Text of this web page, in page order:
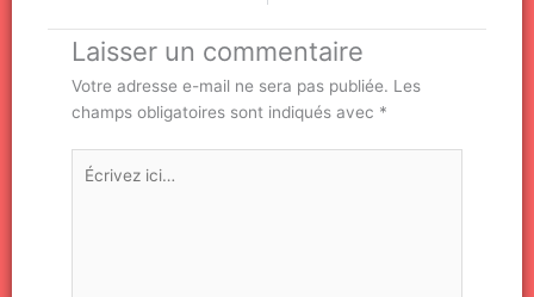
Laisser un commentaire
Votre adresse e-mail ne sera pas publiée. Les
champs obligatoires sont indiqués avec *
Écrivez
ici…